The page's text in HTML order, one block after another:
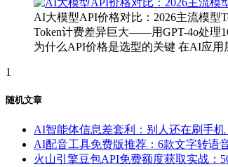
AI大模型API价格对比：2026主流模型
Token计费差异巨大——用GPT-4o处理
为什么API价格是选型的关键 在AI应
1
随机文章
AI智能体信息差套利：别人还在刷手
AI配音工具免费版推荐：6款文字转语
火山引擎豆包API免费额度获取实战：